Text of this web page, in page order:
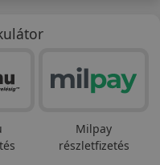
Milpay
részletfizetés